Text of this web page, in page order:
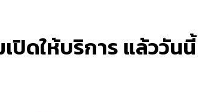
ปิดให้บริการ แล้ววันนี้